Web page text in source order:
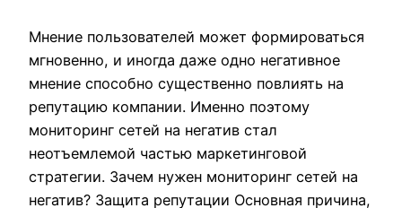
Мнение пользователей может формироваться
мгновенно, и иногда даже одно негативное
мнение способно существенно повлиять на
репутацию компании. Именно поэтому
мониторинг сетей на негатив стал
неотъемлемой частью маркетинговой
стратегии. Зачем нужен мониторинг сетей на
негатив? Защита репутации Основная причина,